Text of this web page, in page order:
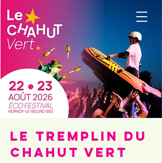
le tremplin du
chahut vert